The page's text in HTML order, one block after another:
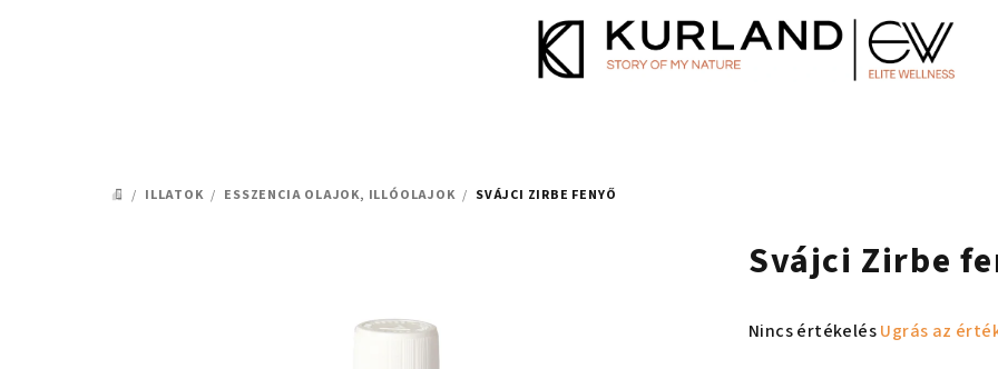
KEZDŐLAP
/ ILLATOK / ESSZENCIA OLAJOK, ILLÓOLAJOK / SVÁJCI ZIRBE FENYŐ
Svájci Zirbe
A
Nincs értékelésUgrás az